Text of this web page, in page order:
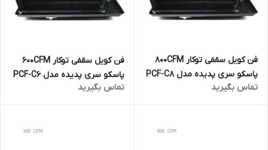
فن کویل سقفی توکار 800CFM
پاسکو سری پدیده مدل PCF-C8
تماس بگیرید
فن کویل سقفی توکار 600CFM
پاسکو سری پدیده مدل PCF-C6
تماس بگیرید